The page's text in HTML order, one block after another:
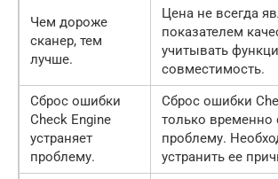
Чем дороже
сканер, тем
лучше.
Цена не всегда
показателем
учитывать
совместимость.
Сброс ошибки
Check Engine
устраняет
проблему.
Сброс ошибки
только временно
проблему.
устранить ее